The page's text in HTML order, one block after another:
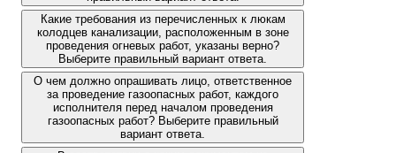
Какие требования из перечисленных к люкам
колодцев канализации, расположенным в зоне
проведения огневых работ, указаны верно?
Выберите правильный вариант ответа.
О чем должно опрашивать лицо, ответственное
за проведение газоопасных работ, каждого
исполнителя перед началом проведения
газоопасных работ? Выберите правильный
вариант ответа.